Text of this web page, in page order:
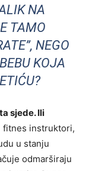
NA
TAMO
NEGO
KOJA
sjede. Ili
fitnes instruktori,
u stanju
odmarširaju